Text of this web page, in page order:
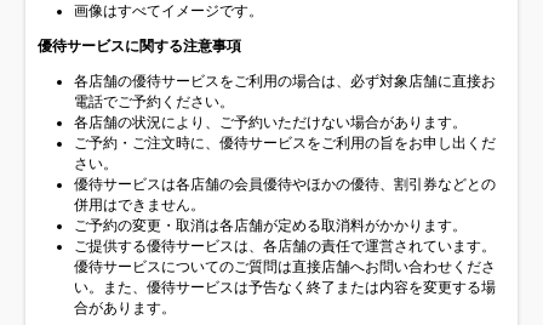
画像はすべてイメージです。
優待サービスに関する注意事項
各店舗の優待サービスをご利用の場合は、必ず対象店舗に直接お
電話でご予約ください。
各店舗の状況により、ご予約いただけない場合があります。
ご予約・ご注文時に、優待サービスをご利用の旨をお申し出くだ
さい。
優待サービスは各店舗の会員優待やほかの優待、割引券などとの
併用はできません。
ご予約の変更・取消は各店舗が定める取消料がかかります。
ご提供する優待サービスは、各店舗の責任で運営されています。
優待サービスについてのご質問は直接店舗へお問い合わせくださ
い。また、優待サービスは予告なく終了または内容を変更する場
合があります。